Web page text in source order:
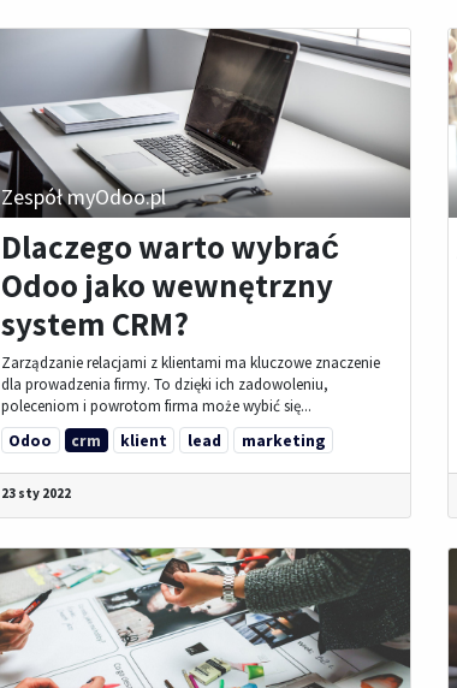
Zespół myOdoo.pl
Dlaczego warto wybrać
Odoo jako wewnętrzny
system CRM?
Zarządzanie relacjami z klientami ma kluczowe znaczenie
dla prowadzenia firmy. To dzięki ich zadowoleniu,
poleceniom i powrotom firma może wybić się...
Odoo
crm klient lead marketing
23 sty 2022